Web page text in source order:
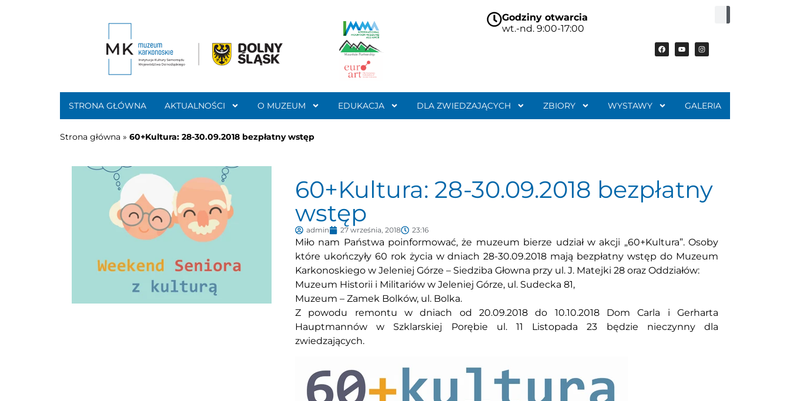
Godziny otwarcia
wt.-nd. 9:00-17:00
STRONA GŁÓWNA AKTUALNOŚCI O MUZEUM EDUKACJA DLA ZWIEDZAJĄCYCH ZBIORY WYSTAWY GALERIA
Strona główna » 60+Kultura: 28-30.09.2018 bezpłatny wstęp
60+Kultura: 28-30.09.2018 bezpłatny
wstęp
admin 27 września, 2018 23:16
Miło nam Państwa poinformować, że muzeum bierze udział w akcji „60+Kultura”. Osoby
które ukończyły 60 rok życia w dniach 28-30.09.2018 mają bezpłatny wstęp do Muzeum
Karkonoskiego w Jeleniej Górze – Siedziba Głowna przy ul. J. Matejki 28 oraz Oddziałów:
Muzeum Historii i Militariów w Jeleniej Górze, ul. Sudecka 81,
Muzeum – Zamek Bolków, ul. Bolka.
Z powodu remontu w dniach od 20.09.2018 do 10.10.2018 Dom Carla i Gerharta
Hauptmannów w Szklarskiej Porębie ul. 11 Listopada 23 będzie nieczynny dla
zwiedzających.